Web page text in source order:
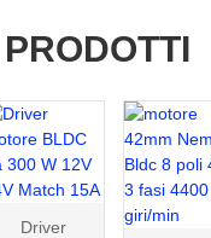
PRODOTTI
Driver